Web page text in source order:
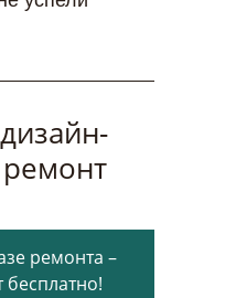
ремонта –
бесплатно!